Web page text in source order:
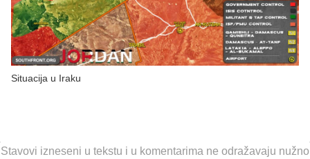
Situacija u Iraku
Stavovi izneseni u tekstu i u komentarima ne odražavaju nužno